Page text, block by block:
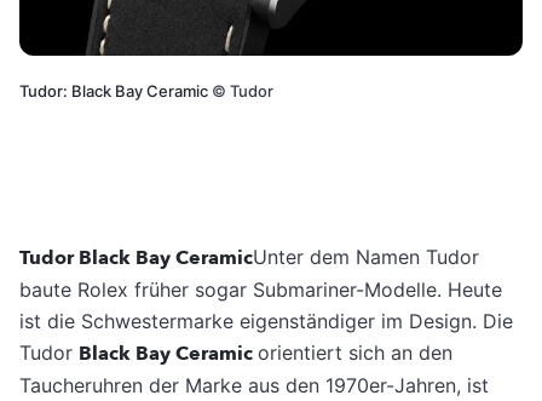
Tudor: Black Bay Ceramic © Tudor
Tudor Black Bay CeramicUnter dem Namen Tudor
baute Rolex früher sogar Submariner-Modelle. Heute
ist die Schwestermarke eigenständiger im Design. Die
Tudor Black Bay Ceramic orientiert sich an den
Taucheruhren der Marke aus den 1970er-Jahren, ist